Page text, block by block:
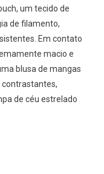
um tecido de
de filamento,
Em contato
macio e
blusa de mangas
contrastantes,
de céu estrelado